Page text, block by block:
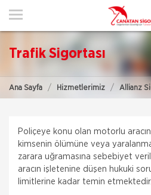
ANA SAYFA
POLIÇE HATIRLAT
ŞUBELERIMIZ
ŞUBE BAŞVURUSU
Trafik Sigortası
Ana Sayfa Hizmetlerimiz Allianz
Poliçeye konu olan motorlu
kimsenin ölümüne veya
zarara uğramasına sebebiyet
aracın işletenine düşen hukuki
limitlerine kadar temin etmektedir.